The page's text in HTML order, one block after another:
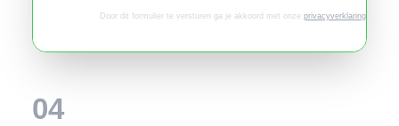
Door dit formulier te versturen ga je akkoord met onze privacyverklaring.
04